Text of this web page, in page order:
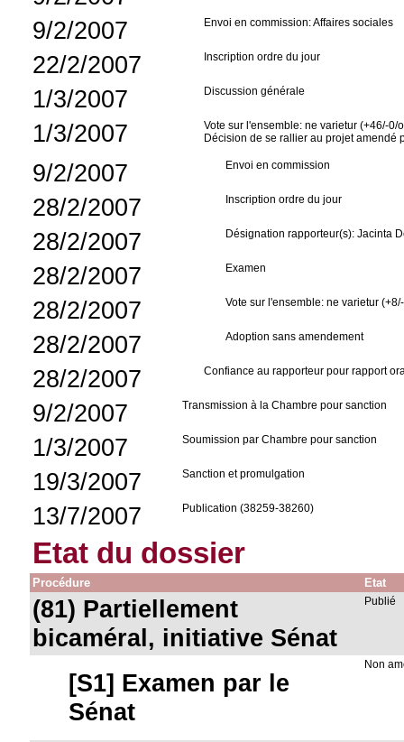
9/2/2007
Envoi en commission: Affaires sociales
22/2/2007 Inscription ordre du jour
1/3/2007 Discussion générale
1/3/2007
Vote sur l'ensemble: ne varietur (+46/-0/
Décision de se rallier au projet amendé
9/2/2007 Envoi en commission
28/2/2007 Inscription ordre du jour
28/2/2007 Désignation rapporteur(s): Jacinta
28/2/2007 Examen
28/2/2007 Vote sur l'ensemble: ne varietur
28/2/2007 Adoption sans amendement
28/2/2007 Confiance au rapporteur pour rapport
9/2/2007 Transmission à la Chambre pour sanction
1/3/2007 Soumission par Chambre pour sanction
19/3/2007 Sanction et promulgation
13/7/2007 Publication (38259-38260)
Etat du dossier
Procédure Etat
(81) Partiellement
bicaméral, initiative Sénat
Publié
[S1] Examen par le
Sénat
Non